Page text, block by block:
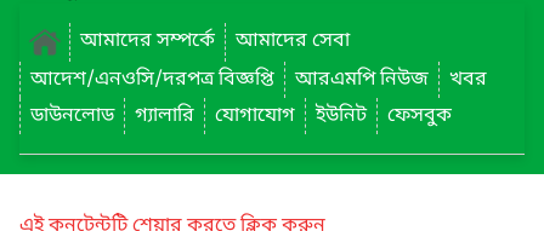
আমাদের সম্পর্কে
আমাদের সেবা
আদেশ/এনওসি/দরপত্র বিজ্ঞপ্তি
আরএমপি নিউজ
খবর
ডাউনলোড
গ্যালারি যোগাযোগ ইউনিট ফেসবুক